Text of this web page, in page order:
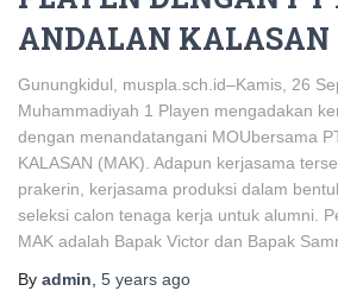
ANDALAN KALASAN
Gunungkidul, muspla.sch.id–Kamis, 26
Muhammadiyah 1 Playen mengadakan
dengan menandatangani MOUbersama
KALASAN (MAK). Adapun kerjasama
prakerin, kerjasama produksi dalam
seleksi calon tenaga kerja untuk alumni.
MAK adalah Bapak Victor dan Bapak
By admin 5 years ago